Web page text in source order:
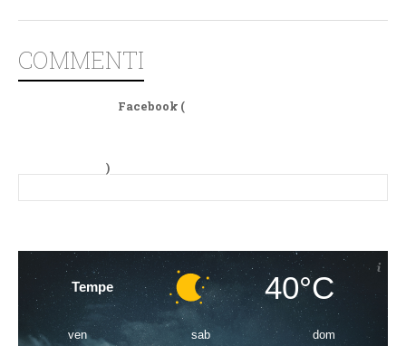
COMMENTI
Facebook (
)
Tempe 40°C
ven sab dom